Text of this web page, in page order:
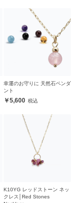
幸運のお守りに 天然石ペンダ
ント
5,600
K10YG レッドストーン ネッ
クレス│Red Stones